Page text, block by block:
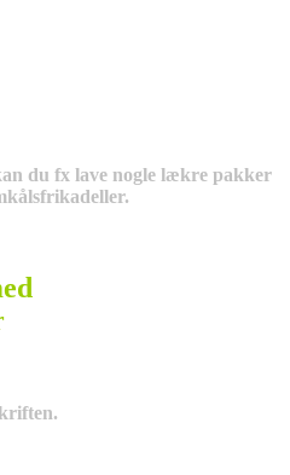
du fx lave nogle lækre pakker